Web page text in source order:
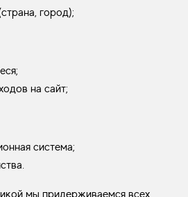
город);
на сайт;
система;
мы придерживаемся всех